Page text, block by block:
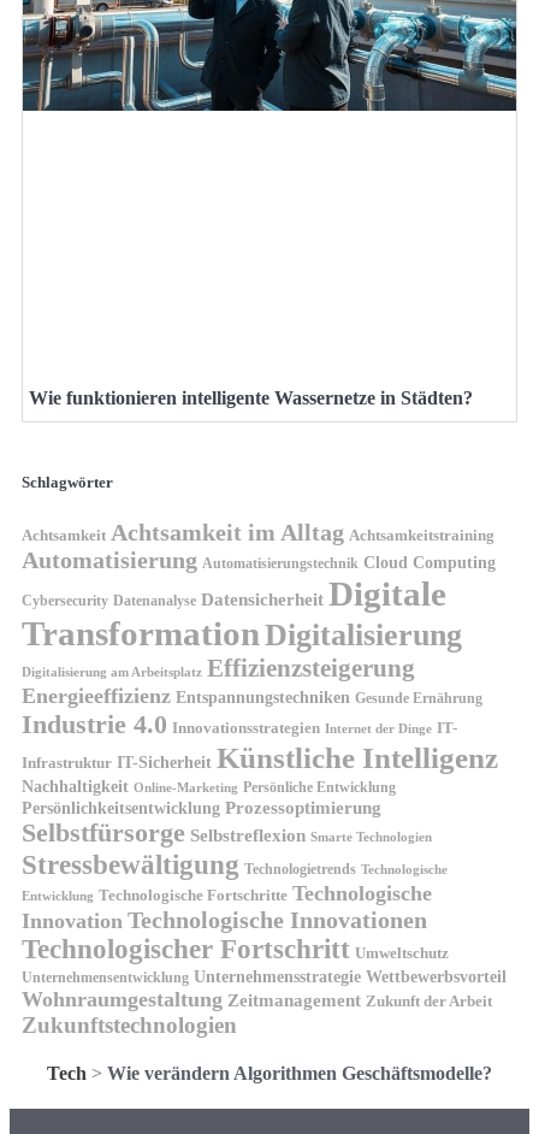
Wie funktionieren intelligente Wassernetze in Städten?
Schlagwörter
Achtsamkeit Achtsamkeit im Alltag Achtsamkeitstraining
Automatisierung Automatisierungstechnik Cloud Computing
Cybersecurity Datenanalyse Datensicherheit Digitale
TransformationDigitalisierung
Digitalisierung am Arbeitsplatz Effizienzsteigerung
Energieeffizienz Entspannungstechniken Gesunde Ernährung
Industrie 4.0 Innovationsstrategien Internet der Dinge IT-
Infrastruktur IT-Sicherheit Künstliche Intelligenz
Nachhaltigkeit Online-Marketing Persönliche Entwicklung
Persönlichkeitsentwicklung Prozessoptimierung
Selbstfürsorge Selbstreflexion Smarte Technologien
Stressbewältigung Technologietrends Technologische
Entwicklung Technologische Fortschritte Technologische
Innovation Technologische Innovationen
Technologischer Fortschritt Umweltschutz
Unternehmensentwicklung Unternehmensstrategie Wettbewerbsvorteil
Wohnraumgestaltung Zeitmanagement Zukunft der Arbeit
Zukunftstechnologien
Tech > Wie verändern Algorithmen Geschäftsmodelle?